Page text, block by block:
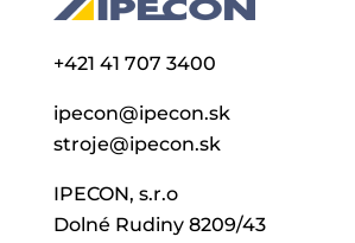
+421 41 707 3400
ipecon@ipecon.sk
stroje@ipecon.sk
IPECON, s.r.o
Dolné Rudiny 8209/43